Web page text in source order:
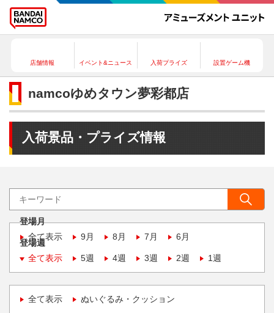
店舗情報 イベント&ニュース 入荷プライズ 設置ゲーム機
namcoゆめタウン夢彩都店
入荷景品・プライズ情報
登場月
全て表示
9月 8月 7月 6月
登場週
全て表示
5週 4週 3週 2週 1週
全て表示 ぬいぐるみ・クッション